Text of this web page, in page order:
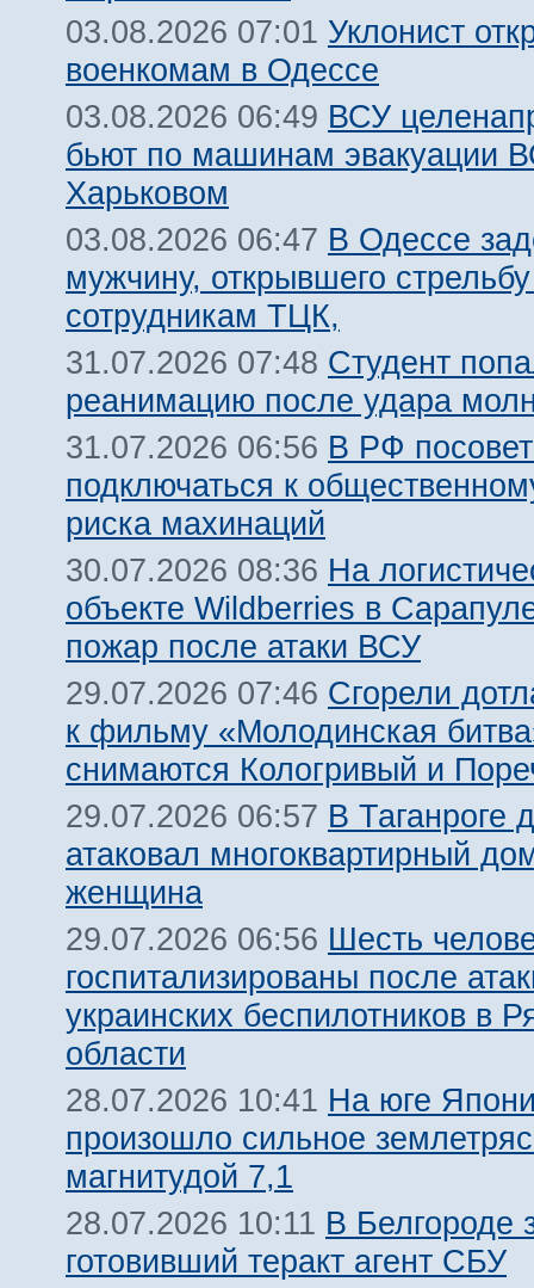
03.08.2026 07:01 Уклонист
военкомам в Одессе
03.08.2026 06:49 ВСУ
бьют по машинам эвакуации
Харьковом
03.08.2026 06:47 В Одессе
мужчину, открывшего
сотрудникам ТЦК,
31.07.2026 07:48 Студент
реанимацию после удара
31.07.2026 06:56 В РФ
подключаться к
риска махинаций
30.07.2026 08:36 На
объекте Wildberries в
пожар после атаки ВСУ
29.07.2026 07:46 Сгорели
к фильму «Молодинская
снимаются Кологривый и
29.07.2026 06:57 В Таганроге
атаковал многоквартирный
женщина
29.07.2026 06:56 Шесть
госпитализированы после
украинских беспилотников в
области
28.07.2026 10:41 На юге
произошло сильное
магнитудой 7,1
28.07.2026 10:11 В Белгороде
готовивший теракт агент СБУ